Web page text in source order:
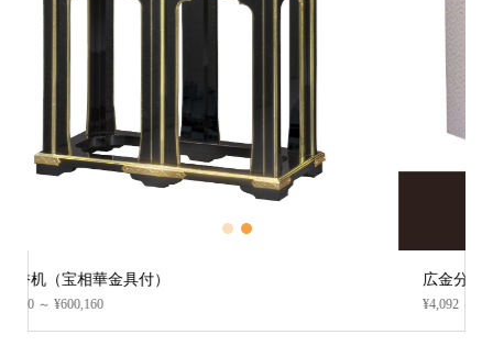
広金分骨袋 【仏具 骨壺 骨壷】
¥4,092 ～ ¥6,116
1 2